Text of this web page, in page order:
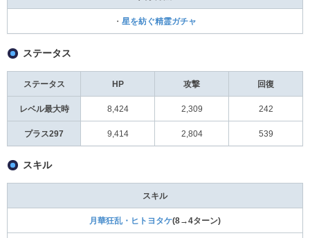
・ 星を紡ぐ精霊ガチャ
ステータス
ステータス HP 攻撃 回復
レベル最大時 8,424 2,309 242
プラス297 9,414 2,804 539
スキル
スキル
月華狂乱・ヒトヨタケ(8→4ターン)